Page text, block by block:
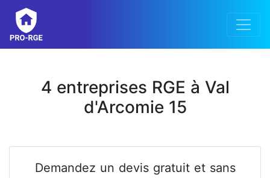
4 entreprises RGE à Val
d'Arcomie 15
Demandez un devis gratuit et sans